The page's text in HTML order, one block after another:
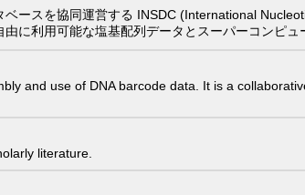
ースを協同運営する INSDC (International
に利用可能な塩基配列データとスーパーコンピュ
and use of DNA barcode data. It is a
literature.